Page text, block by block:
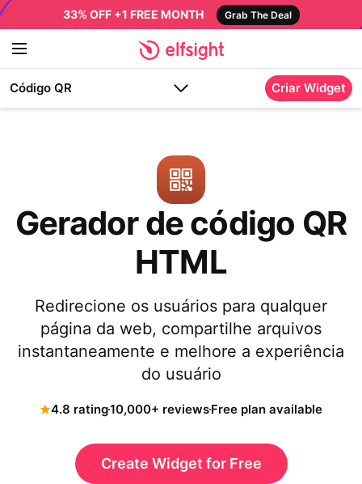
33% OFF +1 FREE MONTH Grab The Deal
Código QR Criar Widget
Gerador de código QR
HTML
Redirecione os usuários para qualquer
página da web, compartilhe arquivos
instantaneamente e melhore a experiência
do usuário
4.8 rating10,000+ reviewsFree plan available
Create Widget for Free